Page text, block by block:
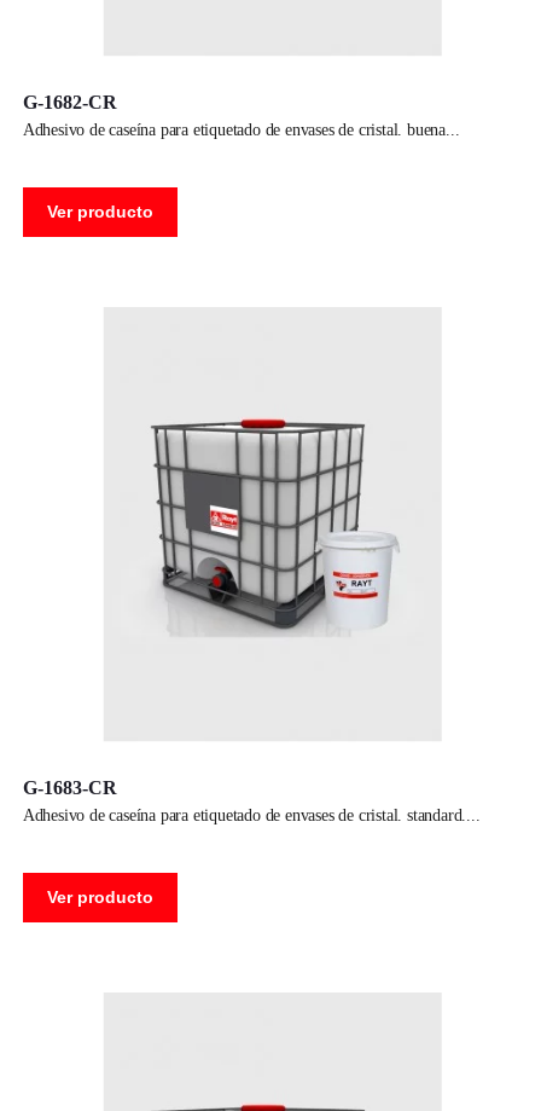
G-1682-CR
adhesivo de caseína para etiquetado de envases de cristal. buena
Ver producto
G-1683-CR
adhesivo de caseína para etiquetado de envases de cristal. standard.
Ver producto